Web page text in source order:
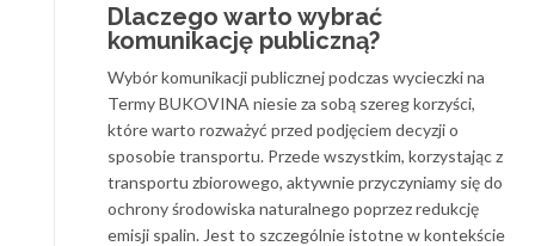
Dlaczego warto wybrać
komunikację publiczną?
Wybór komunikacji publicznej podczas wycieczki na
Termy BUKOVINA niesie za sobą szereg korzyści,
które warto rozważyć przed podjęciem decyzji o
sposobie transportu. Przede wszystkim, korzystając z
transportu zbiorowego, aktywnie przyczyniamy się do
ochrony środowiska naturalnego poprzez redukcję
emisji spalin. Jest to szczególnie istotne w kontekście